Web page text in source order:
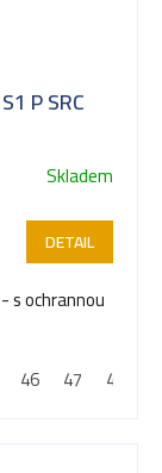
P SRC
Skladem
DETAIL
s ochrannou
46 47 48